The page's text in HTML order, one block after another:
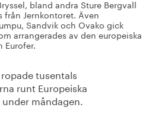
bland andra Sture Bergvall
från Jernkontoret. Även
Sandvik och Ovako gick
arrangerades av den europeiska
Eurofer.
tusentals
runt Europeiska
måndagen.